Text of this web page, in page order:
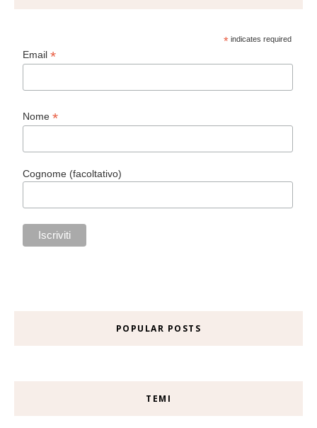
* indicates required
Email*
Nome*
Cognome (facoltativo)
POPULAR POSTS
TEMI